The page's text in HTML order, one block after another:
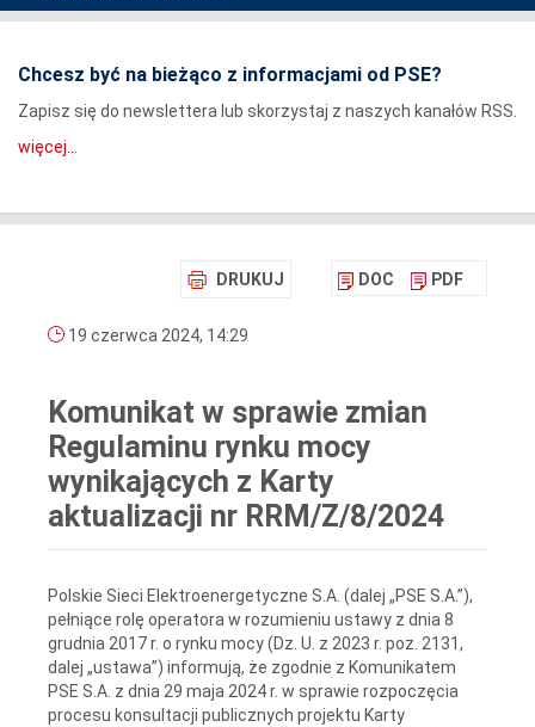
Chcesz być na bieżąco z informacjami od PSE?
Zapisz się do newslettera lub skorzystaj z naszych kanałów RSS.
więcej...
DRUKUJ DOC PDF
19 czerwca 2024, 14:29
Komunikat w sprawie zmian
Regulaminu rynku mocy
wynikających z Karty
aktualizacji nr RRM/Z/8/2024
Polskie Sieci Elektroenergetyczne S.A. (dalej „PSE S.A.”),
pełniące rolę operatora w rozumieniu ustawy z dnia 8
grudnia 2017 r. o rynku mocy (Dz. U. z 2023 r. poz. 2131,
dalej „ustawa”) informują, że zgodnie z Komunikatem
PSE S.A. z dnia 29 maja 2024 r. w sprawie rozpoczęcia
procesu konsultacji publicznych projektu Karty